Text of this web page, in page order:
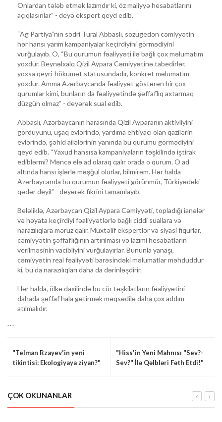
Onlardan tələb etmək lazımdır ki, öz maliyyə hesabatlarını
açıqlasınlar” - deyə ekspert qeyd edib.
“Ag Partiya”nın sədri Tural Abbaslı, sözügedən cəmiyyətin
hər hansı yarım kampaniyalar keçirdiyini görmədiyini
vurğulayıb. O, “Bu qurumun fəaliyyəti ilə bağlı çox məlumatım
yoxdur. Beynəlxalq Qizil Aypara Cəmiyyətinə tabedirlər,
yoxsa qeyri-hökumət statusundadır, konkret məlumatım
yoxdur. Amma Azərbaycanda fəaliyyət göstərən bir çox
qurumlar kimi, bunların da fəaliyyətində şəffaflıq axtarmaq
düzgün olmaz” - deyərək sual edib.
Abbaslı, Azərbaycanın harasında Qizil Ayparanın aktivliyini
gördüyünü, uşaq evlərində, yardıma ehtiyacı olan qazilərin
evlərində, şəhid ailələrinin yanında bu qurumu görmədiyini
qeyd edib. “Yaxud hansısa kampaniyaların təşkilində iştirak
ediblərmi? Məncə elə ad olaraq qalır orada o qurum. O ad
altında hansı işlərlə məşğul olurlar, bilmirəm. Hər halda
Azərbaycanda bu qurumun fəaliyyəti görünmür, Türkiyədəki
qədər deyil” - deyərək fikrini tamamlayıb.
Beləliklə, Azərbaycan Qizil Aypara Cəmiyyəti, topladığı ianələr
və həyata keçirdiyi fəaliyyətlərlə bağlı ciddi suallara və
narazılıqlara məruz qalır. Müxtəlif ekspertlər və siyasi fiqurlar,
cəmiyyətin şəffaflığının artırılması və lazımi hesabatların
verilməsinin vacibliyini vurğulayırlar. Bununla yanaşı,
cəmiyyətin real fəaliyyəti barəsindəki məlumatlar məhduddur
ki, bu da narazılıqları daha da dərinləşdirir.
Hər halda, ölkə daxilində bu cür təşkilatların fəaliyyətini
dahada şəffaf hala gətirmək məqsədilə daha çox addım
atılmalıdır.
```
"Telman Rzayev'in yeni
tikintisi: Ekologiyaya ziyan?"
"Hiss'in Yeni Mahnısı "Sev?-
Sev?" İlə Qəlbləri Fəth Etdi!"
ÇOK OKUNANLAR